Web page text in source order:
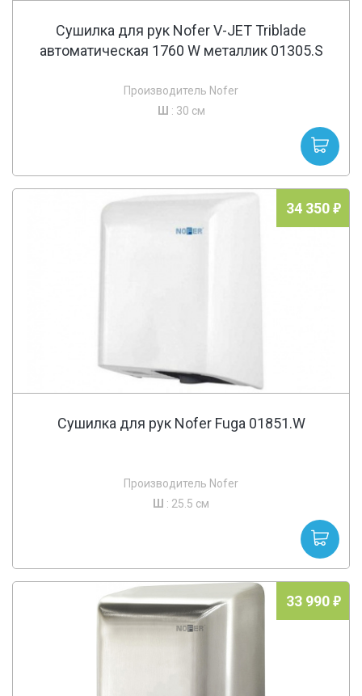
Сушилка для рук Nofer V-JET Triblade
автоматическая 1760 W металлик 01305.S
Производитель Nofer
Ш : 30 см
34 350
Сушилка для рук Nofer Fuga 01851.W
Производитель Nofer
Ш : 25.5 см
33 990